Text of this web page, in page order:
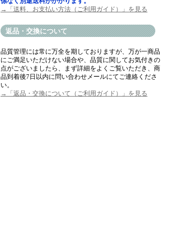
→「送料、お支払い方法（ご利用ガイド）」を見る
返品・交換について
品質管理には常に万全を期しておりますが、万が一商品
にご満足いただけない場合や、品質に関してお気付きの
点がございましたら、まず詳細をよくご覧いただき、商
品到着後7日以内に問い合わせメールにてご連絡くださ
い。
→「返品・交換について（ご利用ガイド）」を見る